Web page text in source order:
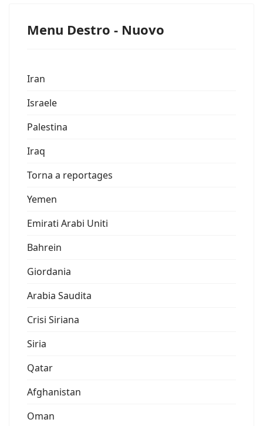
Menu Destro - Nuovo
Iran
Israele
Palestina
Iraq
Torna a reportages
Yemen
Emirati Arabi Uniti
Bahrein
Giordania
Arabia Saudita
Crisi Siriana
Siria
Qatar
Afghanistan
Oman